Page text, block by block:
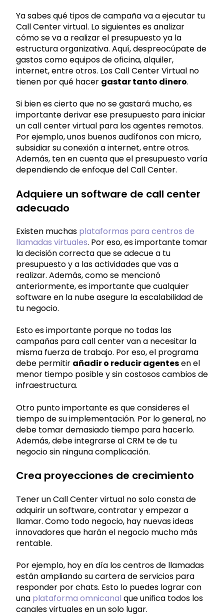
Ya sabes qué tipos de campaña va a ejecutar tu
Call Center virtual. Lo siguientes es analizar
cómo se va a realizar el presupuesto ya la
estructura organizativa. Aquí, despreocúpate de
gastos como equipos de oficina, alquiler,
internet, entre otros. Los Call Center Virtual no
tienen por qué hacer gastar tanto dinero.
Si bien es cierto que no se gastará mucho, es
importante derivar ese presupuesto para iniciar
un call center virtual para los agentes remotos.
Por ejemplo, unos buenos audífonos con micro,
subsidiar su conexión a internet, entre otros.
Además, ten en cuenta que el presupuesto varía
dependiendo de enfoque del Call Center.
Adquiere un software de call center
adecuado
Existen muchas plataformas para centros de
llamadas virtuales. Por eso, es importante tomar
la decisión correcta que se adecue a tu
presupuesto y a las actividades que vas a
realizar. Además, como se mencionó
anteriormente, es importante que cualquier
software en la nube asegure la escalabilidad de
tu negocio.
Esto es importante porque no todas las
campañas para call center van a necesitar la
misma fuerza de trabajo. Por eso, el programa
debe permitir añadir o reducir agentesen el
menor tiempo posible y sin costosos cambios de
infraestructura.
Otro punto importante es que consideres el
tiempo de su implementación. Por lo general, no
debe tomar demasiado tiempo para hacerlo.
Además, debe integrarse al CRM te de tu
negocio sin ninguna complicación.
Crea proyecciones de crecimiento
Tener un Call Center virtual no solo consta de
adquirir un software, contratar y empezar a
llamar. Como todo negocio, hay nuevas ideas
innovadores que harán el negocio mucho más
rentable.
Por ejemplo, hoy en día los centros de llamadas
están ampliando su cartera de servicios para
responder por chats. Esto lo puedes lograr con
una plataforma omnicanal que unifica todos los
canales virtuales en un solo lugar.